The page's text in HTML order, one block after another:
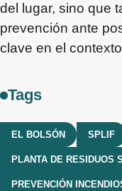
del lugar, sino que
prevención ante
clave en el
Tags
EL BOLSÓN SPLIF
PREVENCIÓN